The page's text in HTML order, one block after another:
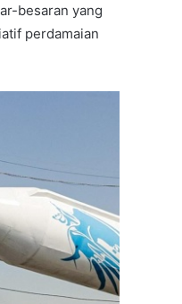
besaran yang
perdamaian